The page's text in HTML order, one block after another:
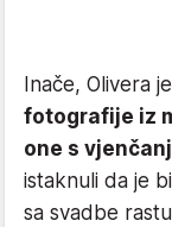
Inače, Olivera
fotografije iz
one s
istaknuli da je
sa svadbe